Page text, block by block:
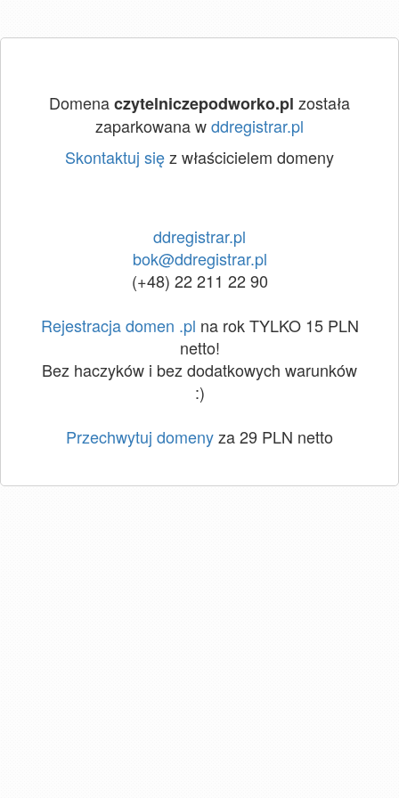
Domenaczytelniczepodworko.pl została
zaparkowana wddregistrar.pl
Skontaktuj sięz właścicielem domeny
ddregistrar.pl
bok@ddregistrar.pl
(+48) 22 211 22 90
Rejestracja domen .pl na rok TYLKO 15 PLN
netto!
Bez haczyków i bez dodatkowych warunków
:)
Przechwytuj domenyza 29 PLN netto